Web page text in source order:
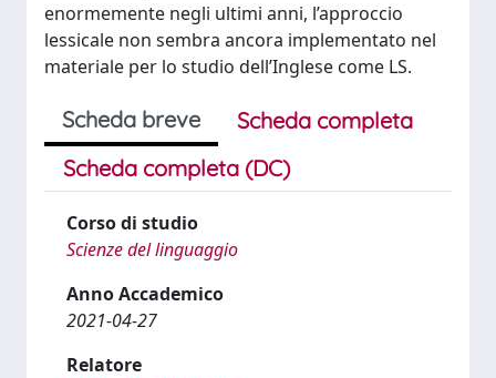
enormemente negli ultimi anni, l’approccio
lessicale non sembra ancora implementato nel
materiale per lo studio dell’Inglese come LS.
Scheda breve
Scheda completa
Scheda completa (DC)
Corso di studio
Scienze del linguaggio
Anno Accademico
2021-04-27
Relatore